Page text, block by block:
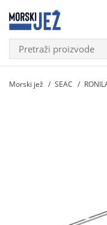
Morski jež SEAC